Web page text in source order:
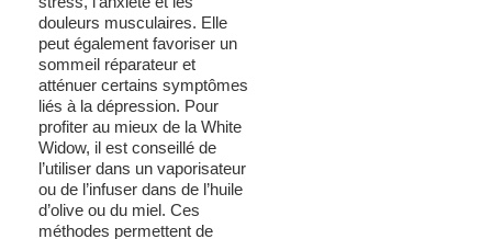
douleurs musculaires. Elle
peut également favoriser un
sommeil réparateur et
atténuer certains symptômes
liés à la dépression. Pour
profiter au mieux de la White
Widow, il est conseillé de
l’utiliser dans un vaporisateur
ou de l’infuser dans de l’huile
d’olive ou du miel. Ces
méthodes permettent de